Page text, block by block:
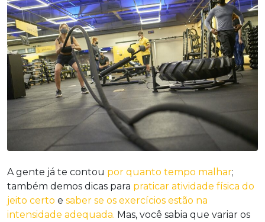
A gente já te contou por quanto tempo malhar;
também demos dicas para praticar atividade física do
jeito certo e saber se os exercícios estão na
intensidade adequada. Mas, você sabia que variar os